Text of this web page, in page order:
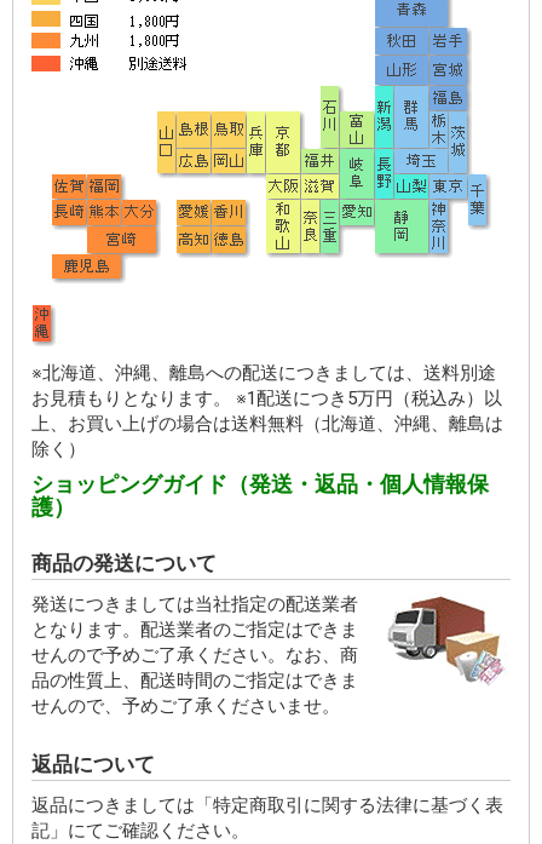
※北海道、沖縄、離島への配送につきましては、送料別途
お見積もりとなります。 ※1配送につき5万円（税込み）以
上、お買い上げの場合は送料無料（北海道、沖縄、離島は
除く）
ショッピングガイド（発送・返品・個人情報保
護）
商品の発送について
発送につきましては当社指定の配送業者
となります。配送業者のご指定はできま
せんので予めご了承ください。なお、商
品の性質上、配送時間のご指定はできま
せんので、予めご了承くださいませ。
返品について
返品につきましては「特定商取引に関する法律に基づく表
記」にてご確認ください。